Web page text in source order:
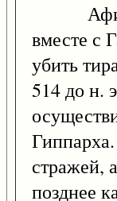
вместе с
убить
514 до н.
стражей,
позднее